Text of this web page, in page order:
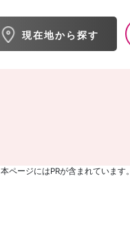
現在地から探す
本ページにはPRが含まれています。